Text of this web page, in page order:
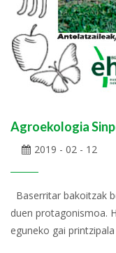
Agroekologia
2019 - 02 - 12
Baserritar bakoitzak
duen protagonismoa.
eguneko gai